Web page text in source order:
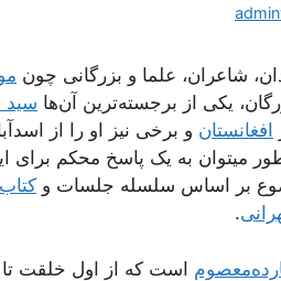
شاعران، علما و بزرگانی چون
یکی از برجسته‌ترین آن‌ها سید
افغانستان و برخی نیز او را از
میتوان به یک پاسخ محکم برای
بر اساس سلسله جلسات و
.
است که از اول خلقت تا